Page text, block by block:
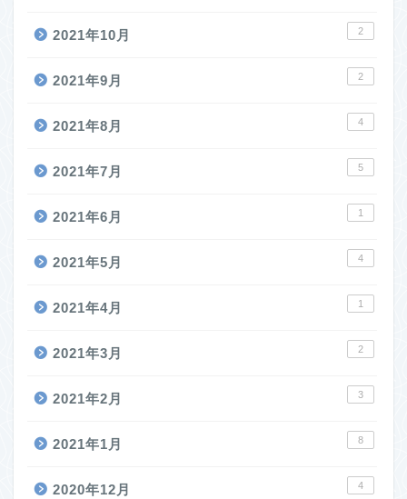
2021年10月 2
2021年9月 2
2021年8月 4
2021年7月 5
2021年6月 1
2021年5月 4
2021年4月 1
2021年3月 2
2021年2月 3
2021年1月 8
2020年12月 4